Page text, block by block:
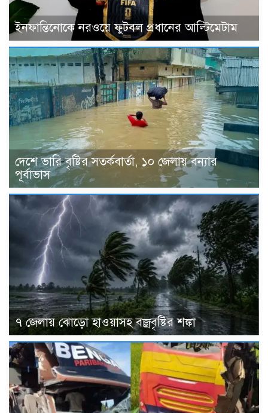
ইনফান্তিনোকে নরওয়ে ফুটবল প্রধানের আল্টিমেটাম
দেশে ভারি বৃষ্টির সতর্কবার্তা, ১০ জেলায় বন্যার
পূর্বাভাস
৭ জেলায় ঝোড়ো হাওয়াসহ বজ্রবৃষ্টির শঙ্কা